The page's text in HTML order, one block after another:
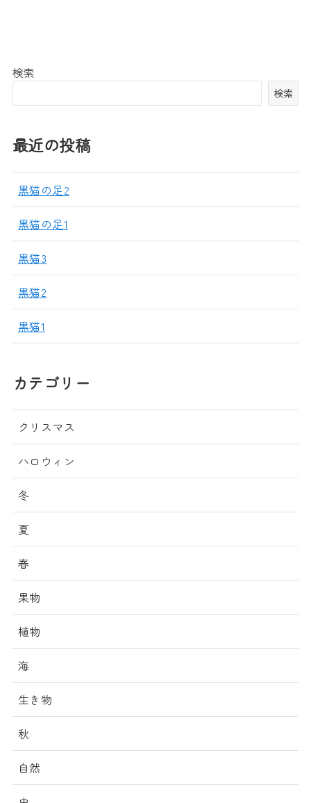
検索
検索
最近の投稿
黒猫の足2
黒猫の足1
黒猫3
黒猫2
黒猫1
カテゴリー
クリスマス
ハロウィン
冬
夏
春
果物
植物
海
生き物
秋
自然